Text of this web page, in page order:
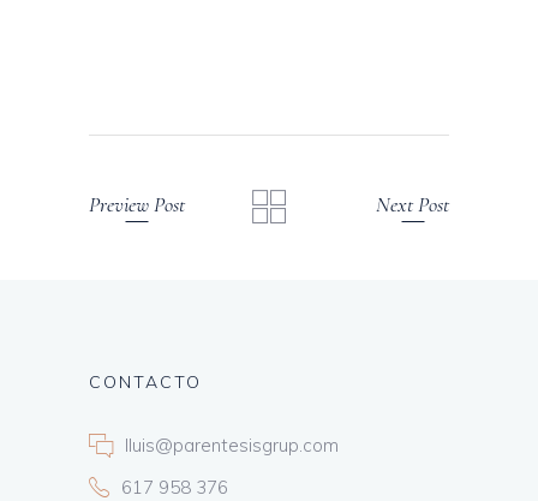
Preview Post Next Post
CONTACTO
lluis@parentesisgrup.com
617 958 376